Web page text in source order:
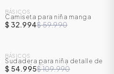
-45%
BÁSICOS
Camiseta para niña manga
corta
$ 32.994$ 59.990
-50%
BÁSICOS
Sudadera para niña detalle de
cresta de dinosaurio
$ 54.995$ 109.990